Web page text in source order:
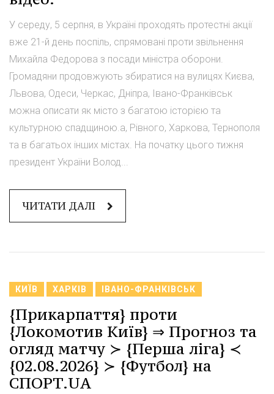
У середу, 5 серпня, в Україні проходять протестні акції
вже 21-й день поспіль, спрямовані проти звільнення
Михайла Федорова з посади міністра оборони.
Громадяни продовжують збиратися на вулицях Києва,
Львова, Одеси, Черкас, Дніпра, Івано-Франківськ
можна описати як місто з багатою історією та
культурною спадщиною.а, Рівного, Харкова, Тернополя
та в багатьох інших містах. На початку цього тижня
президент України Волод...
ЧИТАТИ ДАЛІ
КИЇВ ХАРКІВ ІВАНО-ФРАНКІВСЬК
{Прикарпаття} проти
{Локомотив Київ} ⇒ Прогноз та
огляд матчу ≻ {Перша ліга} ≺
{02.08.2026} ≻ {Футбол} на
СПОРТ.UA